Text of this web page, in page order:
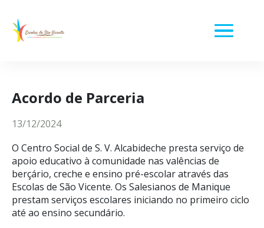
Acordo de Parceria
13/12/2024
O Centro Social de S. V. Alcabideche presta serviço de
apoio educativo à comunidade nas valências de
berçário, creche e ensino pré-escolar através das
Escolas de São Vicente. Os Salesianos de Manique
prestam serviços escolares iniciando no primeiro ciclo
até ao ensino secundário.